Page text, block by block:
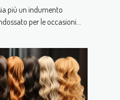
più un indumento
per le occasioni...